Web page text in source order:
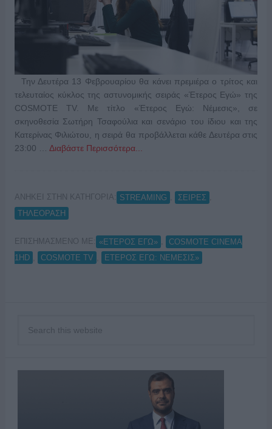
Την Δευτέρα 13 Φεβρουαρίου θα κάνει πρεμιέρα ο τρίτος και
τελευταίος κύκλος της αστυνομικής σειράς «Έτερος Εγώ» της
COSMOTE TV. Με τίτλο «Έτερος Εγώ: Νέμεσις», σε
σκηνοθεσία Σωτήρη Τσαφούλια και σενάριο του ίδιου και της
Κατερίνας Φιλιώτου, η σειρά θα προβάλλεται κάθε Δευτέρα στις
23:00 … Διαβάστε Περισσότερα...
ΑΝΗΚΕΙ ΣΤΗΝ ΚΑΤΗΓΟΡΙΑ: STREAMING ΣΕΙΡΕΣ
ΤΗΛΕΟΡΑΣΗ
ΕΠΙΣΗΜΑΣΜΕΝΟ ΜΕ: «ΕΤΕΡΟΣ ΕΓΩ»
COSMOTE CINEMA
1HD
COSMOTE TV ΕΤΕΡΟΣ ΕΓΩ: ΝΕΜΕΣΙΣ»